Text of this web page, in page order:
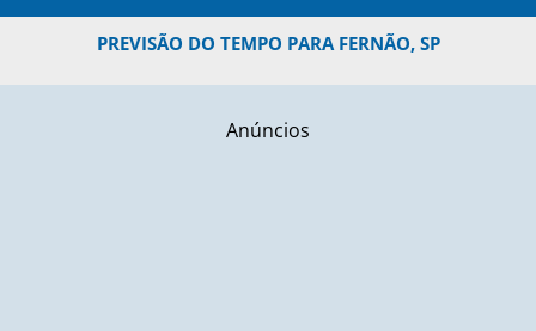
PREVISÃO DO TEMPO PARA FERNÃO, SP
Anúncios